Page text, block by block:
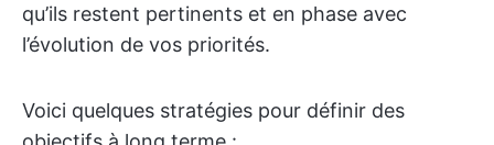
qu’ils restent pertinents et en phase avec
l’évolution de vos priorités.
Voici quelques stratégies pour définir des